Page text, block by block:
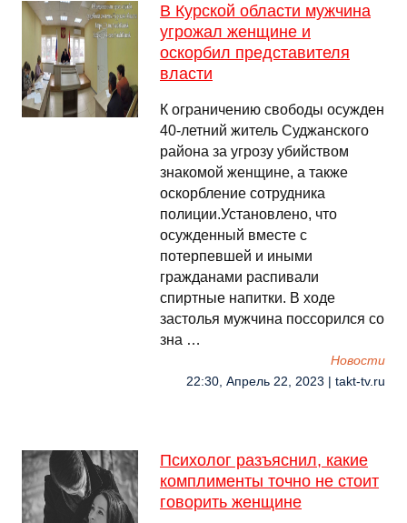
В Курской области мужчина
угрожал женщине и
оскорбил представителя
власти
К ограничению свободы осужден
40-летний житель Суджанского
района за угрозу убийством
знакомой женщине, а также
оскорбление сотрудника
полиции.Установлено, что
осужденный вместе с
потерпевшей и иными
гражданами распивали
спиртные напитки. В ходе
застолья мужчина поссорился со
зна …
Новости
22:30, Апрель 22, 2023 | takt-tv.ru
Психолог разъяснил, какие
комплименты точно не стоит
говорить женщине